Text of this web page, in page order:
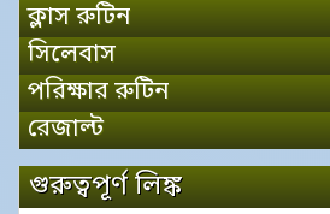
ক্লাস রুটিন
সিলেবাস
পরিক্ষার রুটিন
রেজাল্ট
গুরুত্বপূর্ণ লিঙ্ক